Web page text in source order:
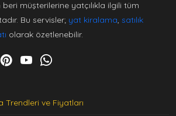
beri müşterilerine yatçılıkla ilgili tüm
Bu servisler; yat kiralama, satılık
olarak özetlenebilir.
Trendleri ve Fiyatları